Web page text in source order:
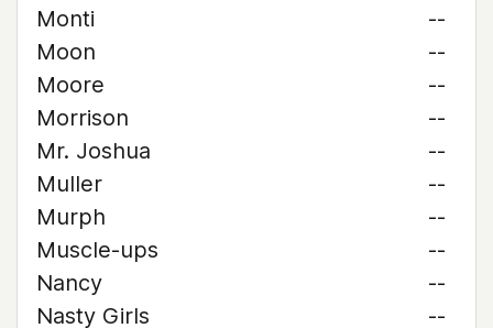
Monti
--
Moon
--
Moore
--
Morrison
--
Mr. Joshua
--
Muller
--
Murph
--
Muscle-ups
--
Nancy
--
Nasty Girls
--